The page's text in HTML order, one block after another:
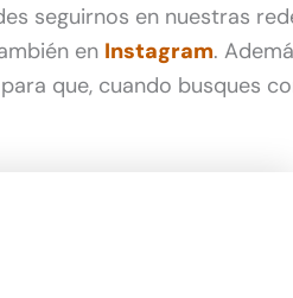
seguirnos en nuestras
en Instagram.
que, cuando busques